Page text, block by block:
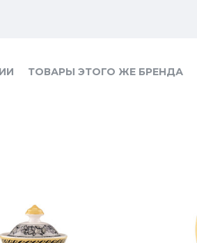
ТОВАРЫ ЭТОГО ЖЕ БРЕНДА